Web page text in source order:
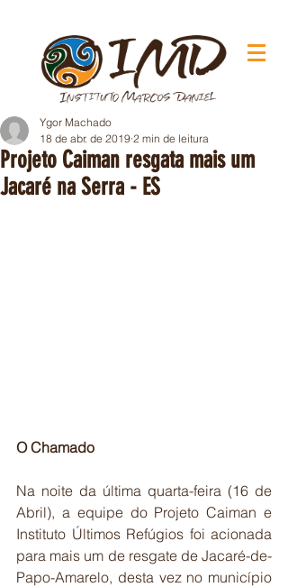
Projeto Caiman resgata mais um
Jacaré na Serra - ES
Ygor Machado
18 de abr. de 2019 2 min de leitura
O Chamado
Na noite da última quarta-feira (16 de
Abril), a equipe do Projeto Caiman e
Instituto Últimos Refúgios foi acionada
para mais um de resgate de Jacaré-de-
Papo-Amarelo, desta vez no município